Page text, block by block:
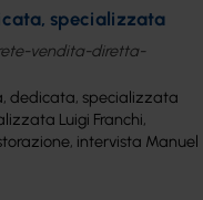
specializzata
vendita-diretta-
dedicata, specializzata
Luigi Franchi,
intervista Manuel